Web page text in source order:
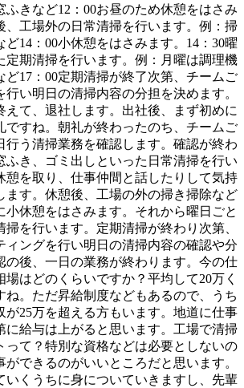
ふきなど12：00お昼のため休憩をはさみ
、工場外の日常清掃を行います。例：掃
ど14：00小休憩をはさみます。14：30曜
定期清掃を行います。例：月曜は調理機
ど17：00定期清掃が終了次第、チームご
行い明日の清掃内容の分担を決めます。
えて、退社します。出社後、まず初めに
ですね。朝礼が終わったのち、チームご
行う清掃業務を確認します。確認が終わ
ふき、ゴミ出しといった日常清掃を行い
憩を取り、仕事仲間と話したりして気持
ます。休憩後、工場の外の掃き掃除など
小休憩をはさみます。それから曜日ごと
を行います。定期清掃が終わり次第、
ィングを行い明日の清掃内容の確認や分
の後、一日の業務が終わります。今の仕
はどのくらいですか？平均して20万く
ね。ただ昇給制度などもあるので、うち
が25万を超える方もいます。地道に仕事
に給与は上がると思います。工場で清掃
って？特別な資格などは必要としないの
できるのがいいところだと思います。
いくうちに身についていきますし、先輩